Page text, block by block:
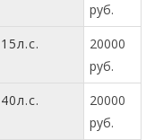
руб.
20000
руб.
20000
руб.